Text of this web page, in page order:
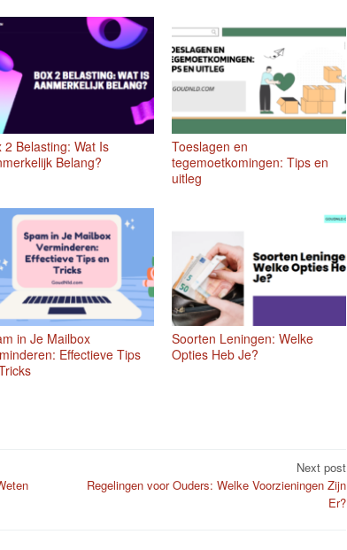
2 Belasting: Wat Is
Belang?
Toeslagen en
tegemoetkomingen: Tips en
uitleg
in Je Mailbox
Effectieve Tips
Soorten Leningen: Welke
Opties Heb Je?
Next post
Regelingen voor Ouders: Welke Voorzieningen Zijn
Er?